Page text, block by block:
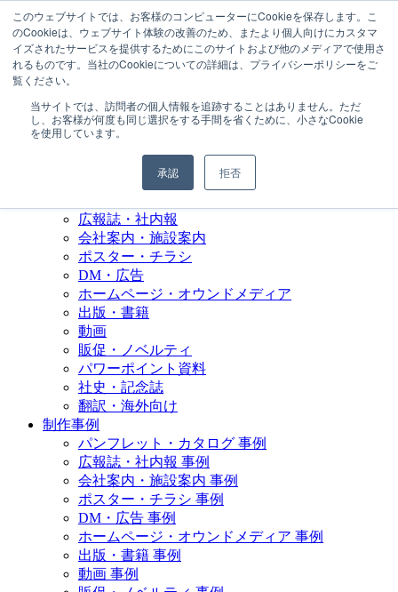
このウェブサイトでは、お客様のコンピューターにCookieを保存します。こ
のCookieは、ウェブサイト体験の改善のため、またより個人向けにカスタマ
イズされたサービスを提供するためにこのサイトおよび他のメディアで使用さ
れるものです。当社のCookieについての詳細は、プライバシーポリシーをご
覧ください。
当サイトでは、訪問者の個人情報を追跡することはありません。ただ
し、お客様が何度も同じ選択をする手間を省くために、小さなCookie
を使用しています。
承認 拒否
MENU
会社情報
会社概要
広報誌・社内報
会社案内・施設案内
ポスター・チラシ
DM・広告
ホームページ・オウンドメディア
出版・書籍
動画
販促・ノベルティ
パワーポイント資料
社史・記念誌
翻訳・海外向け
制作事例
パンフレット・カタログ 事例
広報誌・社内報 事例
会社案内・施設案内 事例
ポスター・チラシ 事例
DM・広告 事例
ホームページ・オウンドメディア 事例
出版・書籍 事例
動画 事例